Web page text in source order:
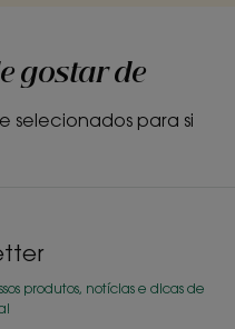
gostar de
selecionados para si
produtos, notícias e dicas de